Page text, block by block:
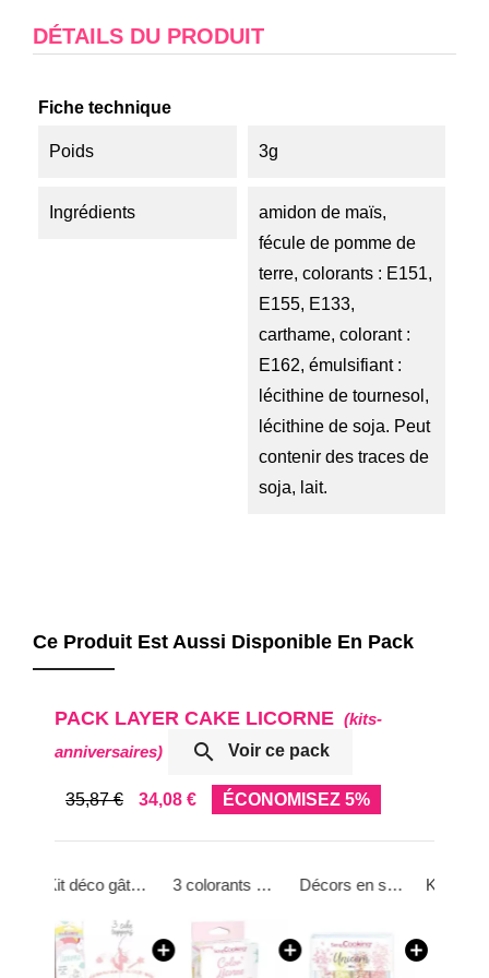
DÉTAILS DU PRODUIT
Fiche technique
Poids 3g
Ingrédients
amidon de maïs,
fécule de pomme de
terre, colorants : E151,
E155, E133,
carthame, colorant :
E162, émulsifiant :
lécithine de tournesol,
lécithine de soja. Peut
contenir des traces de
soja, lait.
Ce Produit Est Aussi Disponible En Pack
PACK LAYER CAKE LICORNE (kits-
anniversaires)
 Voir ce pack
35,87 € 34,08 € ÉCONOMISEZ 5%